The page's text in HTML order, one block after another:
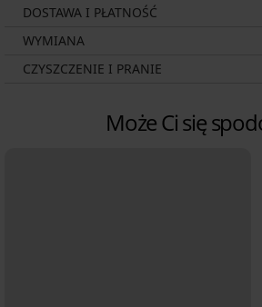
DOSTAWA I PŁATNOŚĆ
WYMIANA
CZYSZCZENIE I PRANIE
Może Ci się